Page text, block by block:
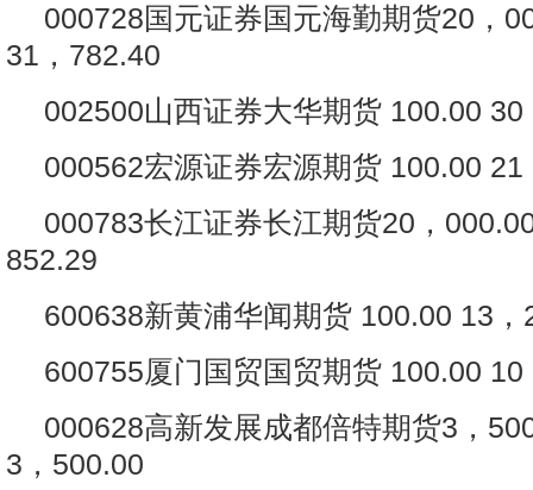
000728国元证券国元海勤期货20，
31，782.40
002500山西证券大华期货 100.00 30
000562宏源证券宏源期货 100.00 21
000783长江证券长江期货20，
852.29
600638新黄浦华闻期货 100.00 13，
600755厦门国贸国贸期货 100.00 10
000628高新发展成都倍特期货3，
3，500.00